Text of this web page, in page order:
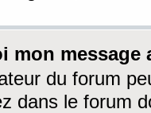
mon message
du forum
dans le forum